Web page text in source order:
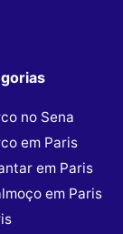
no Sena
em Paris
em Paris
em Paris